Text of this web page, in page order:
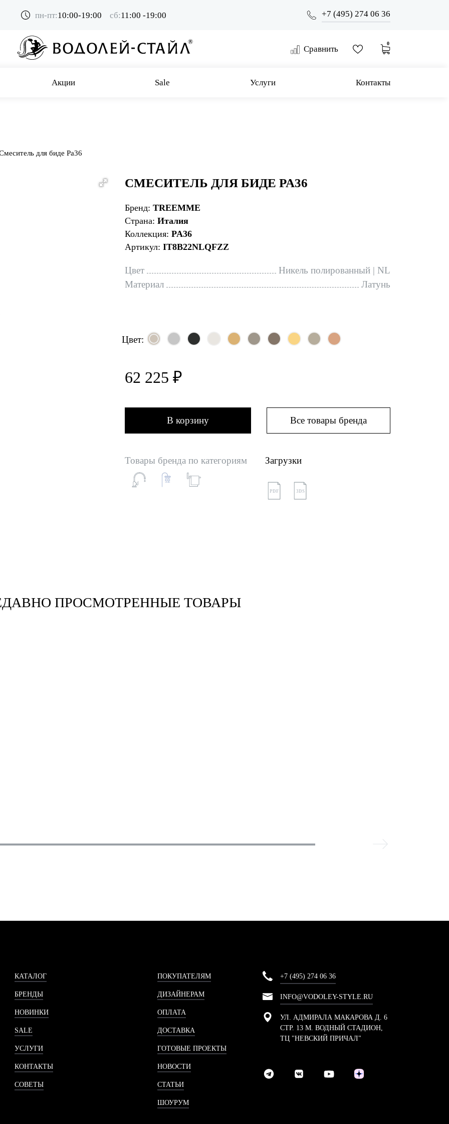
пн-пт:10:00-19:00 сб:11:00 -19:00 +7 (495) 274 06 36
Сравнить
0
Акции Sale Услуги Контакты
для биде Pa36
СМЕСИТЕЛЬ ДЛЯ БИДЕ PA36
Бренд: TREEMME
Страна: Италия
Коллекция: PA36
Артикул: IT8B22NLQFZZ
Цвет
Никель полированный | NL
Материал
Латунь
Цвет:
62 225 ₽
В корзину Все товары бренда
Товары бренда по категориям Загрузки
PDF 3DS
ПРОСМОТРЕННЫЕ ТОВАРЫ
КАТАЛОГ
БРЕНДЫ
НОВИНКИ
SALE
УСЛУГИ
КОНТАКТЫ
СОВЕТЫ
ПОКУПАТЕЛЯМ
ДИЗАЙНЕРАМ
ОПЛАТА
ДОСТАВКА
ГОТОВЫЕ ПРОЕКТЫ
НОВОСТИ
СТАТЬИ
ШОУРУМ
+7 (495) 274 06 36
INFO@VODOLEY-STYLE.RU
УЛ. АДМИРАЛА МАКАРОВА Д. 6
СТР. 13 М. ВОДНЫЙ СТАДИОН,
ТЦ "НЕВСКИЙ ПРИЧАЛ"